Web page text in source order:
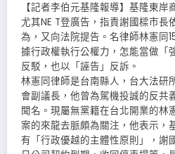
【記者李伯元基隆報導】基隆東岸
尤其NE T登廣告，指責謝國樑市長
為，又向法院提告。名律師林憲同
據行政權執行公權力，怎能當做「
反駁，也以「誣告」反訴。
林憲同律師是台南縣人，台大法研
會副議長，他曾為駕機投誠的反共
聞名。現屬無黨籍在台北開業的林
案的來龍去脈頗為關注，他表示，
有「行政優越的主體性原則」，謝